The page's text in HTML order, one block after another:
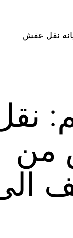
نقل عفش
من